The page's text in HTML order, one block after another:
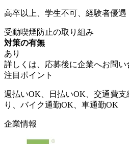
高卒以上、学生不可、経験者優遇
受動喫煙防止の取り組み
対策の有無
あり
詳しくは、応募後に企業へお問い
注目ポイント
週払いOK、日払いOK、交通費
り、バイク通勤OK、車通勤OK
企業情報